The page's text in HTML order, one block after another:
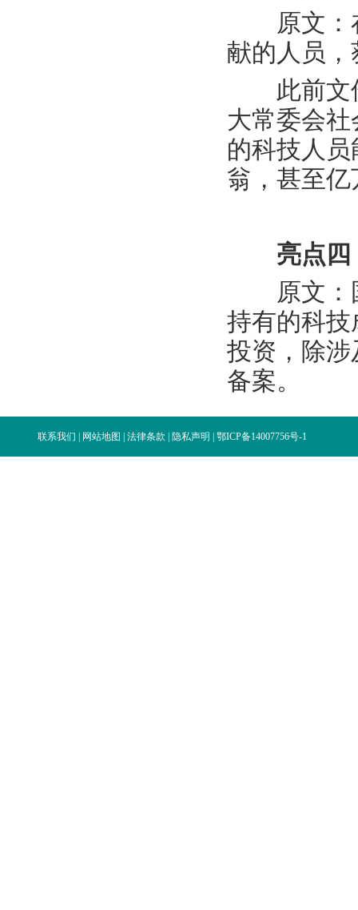
原文：在
献的人员，
此前文件
大常委会
的科技人
翁，甚至
亮点四
原文：国
持有的科
投资，除
备案。
联系我们 网站地图 法律条款 隐私声明 鄂ICP备14007756号-1